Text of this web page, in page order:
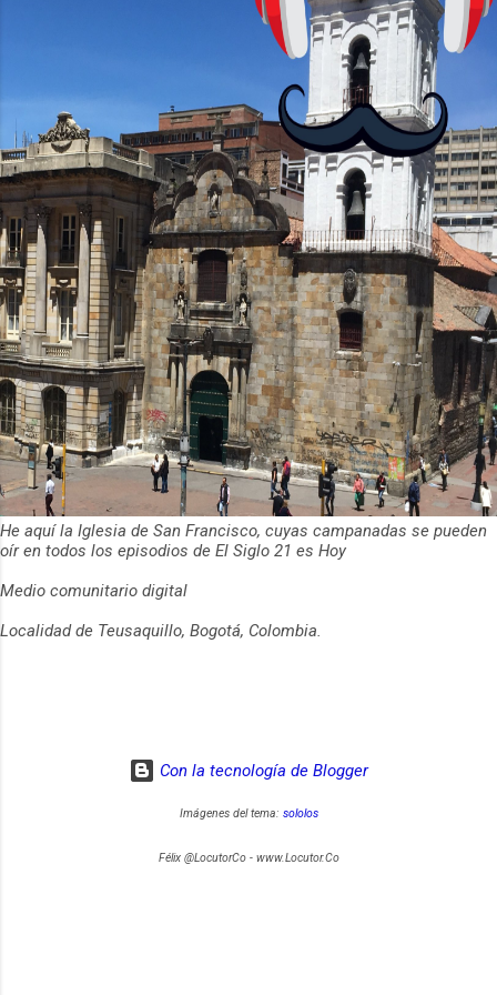
no podrás jugar contra otros humanos
La aplicación Duolingo fue lanzada en
2012 y cuenta con más de 37 millones
de usuarios activos diarios. Desde 2022,
ha empeza...
He aquí la Iglesia de San Francisco, cuyas campanadas se pueden
oír en todos los episodios de El Siglo 21 es Hoy
Medio comunitario digital
Localidad de Teusaquillo, Bogotá, Colombia.
Con la tecnología de Blogger
Imágenes del tema: sololos
Félix @LocutorCo - www.Locutor.Co